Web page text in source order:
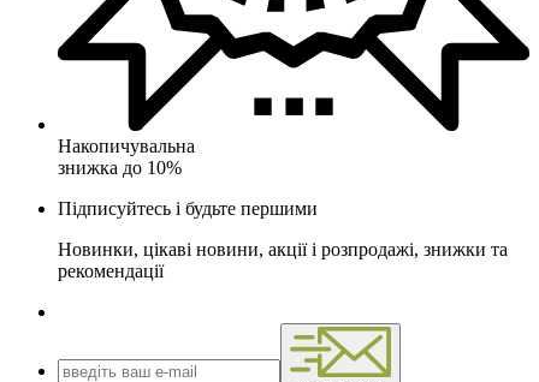
Накопичувальна
знижка до 10%
Підписуйтесь і будьте першими
Новинки, цікаві новини, акції і розпродажі, знижки та
рекомендації